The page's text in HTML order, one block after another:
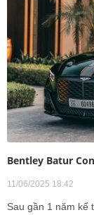
Bentley Batur
11/06/2025 18:42
Sau gần 1 năm kể